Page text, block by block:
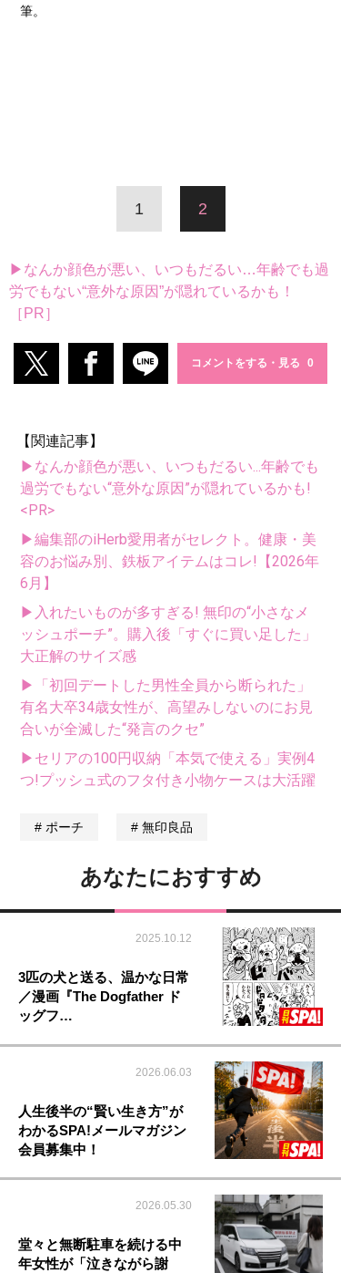
筆。
1 2
▶なんか顔色が悪い、いつもだるい…年齢でも過
労でもない“意外な原因”が隠れているかも！
［PR］
コメントをする・見る
【関連記事】
▶なんか顔色が悪い、いつもだるい...年齢でも
過労でもない“意外な原因”が隠れているかも!
<PR>
▶編集部のiHerb愛用者がセレクト。健康・美
容のお悩み別、鉄板アイテムはコレ!【2026年
6月】
▶入れたいものが多すぎる! 無印の“小さなメ
ッシュポーチ”。購入後「すぐに買い足した」
大正解のサイズ感
▶「初回デートした男性全員から断られた」
有名大卒34歳女性が、高望みしないのにお見
合いが全滅した“発言のクセ”
▶セリアの100円収納「本気で使える」実例4
つ!プッシュ式のフタ付き小物ケースは大活躍
ポーチ 無印良品
あなたにおすすめ
2025.10.12
3匹の犬と送る、温かな日常
／漫画『The Dogfather ド
ッグフ…
2026.06.03
人生後半の“賢い生き方”が
わかるSPA!メールマガジン
会員募集中！
2026.05.30
堂々と無断駐車を続ける中
年女性が「泣きながら謝